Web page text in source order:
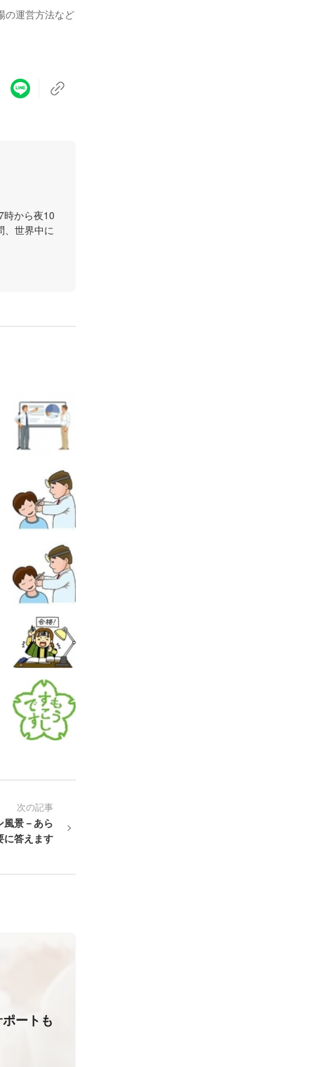
の運営方法など
時から夜10
、世界中に
次の記事
風景－あら
に答えます
ートも